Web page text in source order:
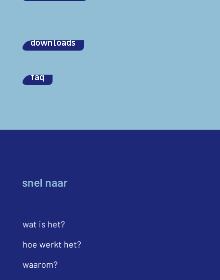
downloads
faq
snel naar
wat is het?
hoe werkt het?
waarom?